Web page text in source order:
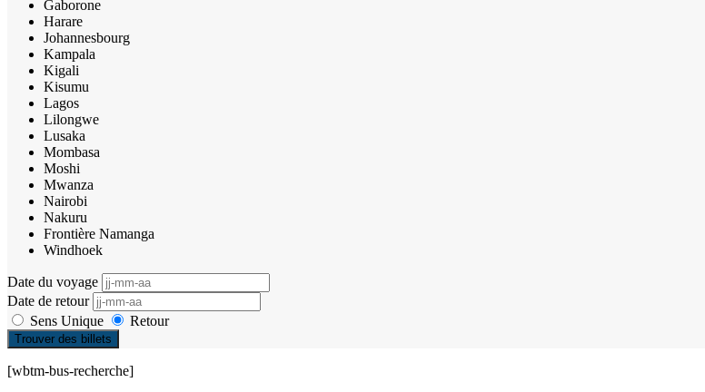
Gaborone
Harare
Johannesbourg
Kampala
Kigali
Kisumu
Lagos
Lilongwe
Lusaka
Mombasa
Moshi
Mwanza
Nairobi
Nakuru
Frontière Namanga
Windhoek
Date du voyage
Date de retour
Sens Unique
Retour
Trouver des billets
[wbtm-bus-recherche]